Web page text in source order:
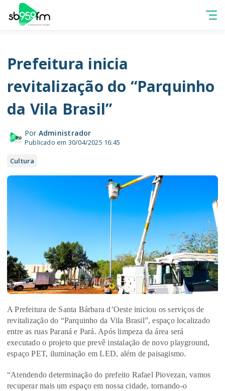
Prefeitura inicia
revitalização do “Parquinho
da Vila Brasil”
Por Administrador
Publicado em 30/04/2025 16:45
Cultura
A Prefeitura de Santa Bárbara d’Oeste iniciou os serviços de
revitalização do “Parquinho da Vila Brasil”, espaço localizado
entre as ruas Paraná e Pará. Após limpeza da área será
executado o projeto que prevê instalação de novo playground,
espaço PET, iluminação em LED, além de paisagismo.
“Atendendo determinação do prefeito Rafael Piovezan, vamos
recuperar mais um espaço em nossa cidade, tornando-o